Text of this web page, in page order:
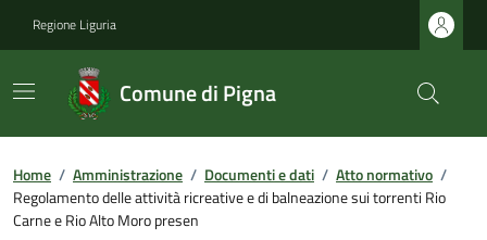
Regione Liguria
Comune di Pigna
Home / Amministrazione / Documenti e dati / Atto normativo /
Regolamento delle attività ricreative e di balneazione sui torrenti Rio
Carne e Rio Alto Moro presen